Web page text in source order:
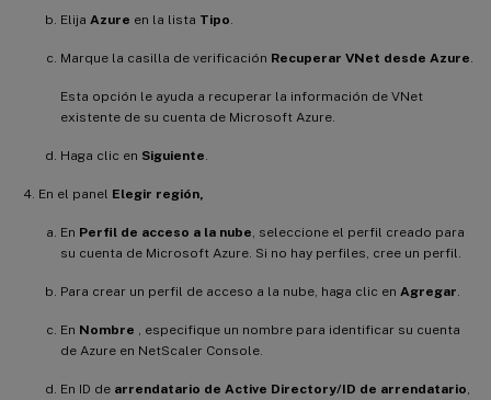
Elija Azure en la lista Tipo
Marque la casilla de verificación Recuperar VNet desde Azure
Esta opción le ayuda a recuperar la información de VNet
existente de su cuenta de Microsoft Azure.
Haga clic en Siguiente
En el panel Elegir región,
En Perfil de acceso a la nube , seleccione el perfil creado para
su cuenta de Microsoft Azure. Si no hay perfiles, cree un perfil.
Para crear un perfil de acceso a la nube, haga clic en Agregar
En Nombre , especifique un nombre para identificar su cuenta
de Azure en NetScaler Console.
En ID de arrendatario de Active Directory/ID de arrendatario